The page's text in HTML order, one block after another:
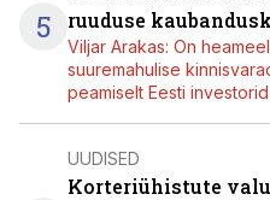
5
ruuduse
Viljar Arakas: On
suuremahulise
peamiselt Eesti investorid
UUDISED
Korteriühistute